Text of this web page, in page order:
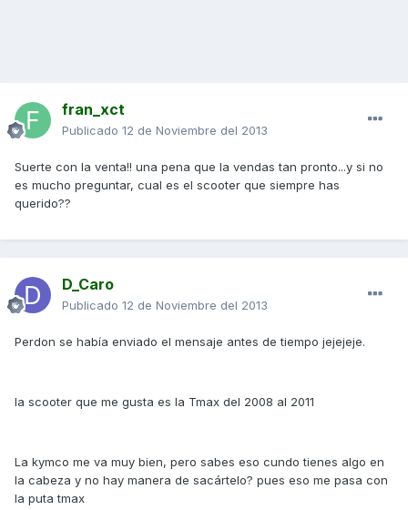
fran_xct
Publicado 12 de Noviembre del 2013
Suerte con la venta!! una pena que la vendas tan pronto...y si no
es mucho preguntar, cual es el scooter que siempre has
querido??
D_Caro
Publicado 12 de Noviembre del 2013
Perdon se había enviado el mensaje antes de tiempo jejejeje.
la scooter que me gusta es la Tmax del 2008 al 2011
La kymco me va muy bien, pero sabes eso cundo tienes algo en
la cabeza y no hay manera de sacártelo? pues eso me pasa con
la puta tmax